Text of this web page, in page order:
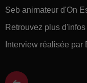
Seb animateur d'On
Retrouvez plus
Interview réalisée par